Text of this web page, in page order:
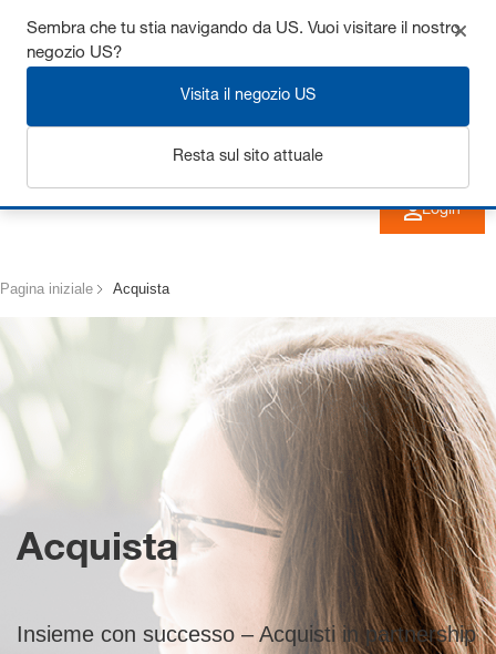
Ottieni fino al 7% di sconto - clicca qui per saperne di
Login
Pagina iniziale Acquista
Acquista
Insieme con successo – Acquisti in partnership
Sembra che tu stia navigando da US. Vuoi visitare il nostro
negozio US?
Visita il negozio US
Resta sul sito attuale